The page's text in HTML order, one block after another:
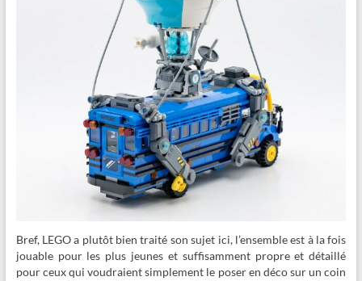
Bref, LEGO a plutôt bien traité son sujet ici, l’ensemble est à la fois
jouable pour les plus jeunes et suffisamment propre et détaillé
pour ceux qui voudraient simplement le poser en déco sur un coin